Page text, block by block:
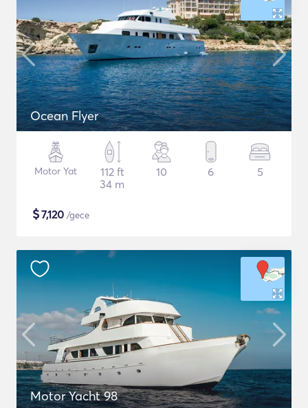
Ocean Flyer
Motor Yat
112 ft
34 m
10 6 5
$7,120 /gece
Motor Yacht 98